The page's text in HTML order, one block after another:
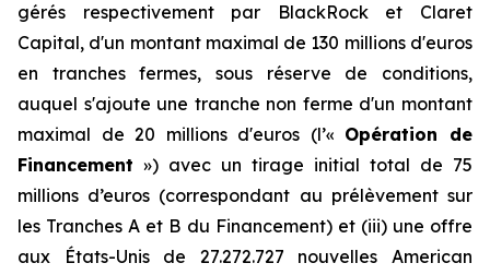
gérés respectivement par BlackRock et Claret
Capital, d'un montant maximal de 130 millions d'euros
en tranches fermes, sous réserve de conditions,
auquel s'ajoute une tranche non ferme d'un montant
maximal de 20 millions d'euros (l’« Opération de
Financement ») avec un tirage initial total de 75
millions d’euros (correspondant au prélèvement sur
les Tranches A et B du Financement) et (iii) une offre
aux États-Unis de 27.272.727 nouvelles American